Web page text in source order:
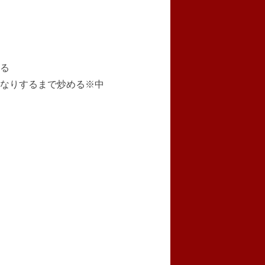
りするまで炒める※中